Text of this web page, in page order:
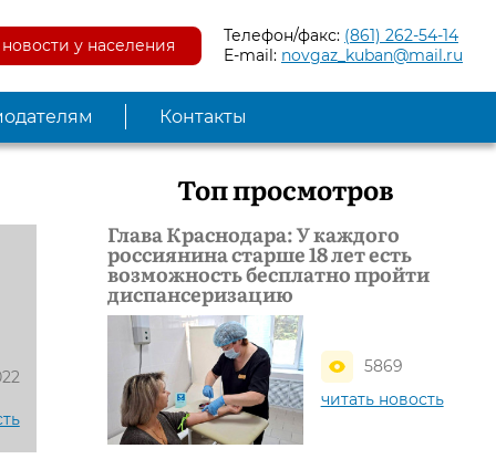
у населения Телефон/факс: (861) 262-54-14
E-mail: novgaz_kuban@mail.ru
Контакты
Топ просмотров
Глава Краснодара: У каждого
россиянина старше 18 лет есть
возможность бесплатно пройти
диспансеризацию
5869
читать новость